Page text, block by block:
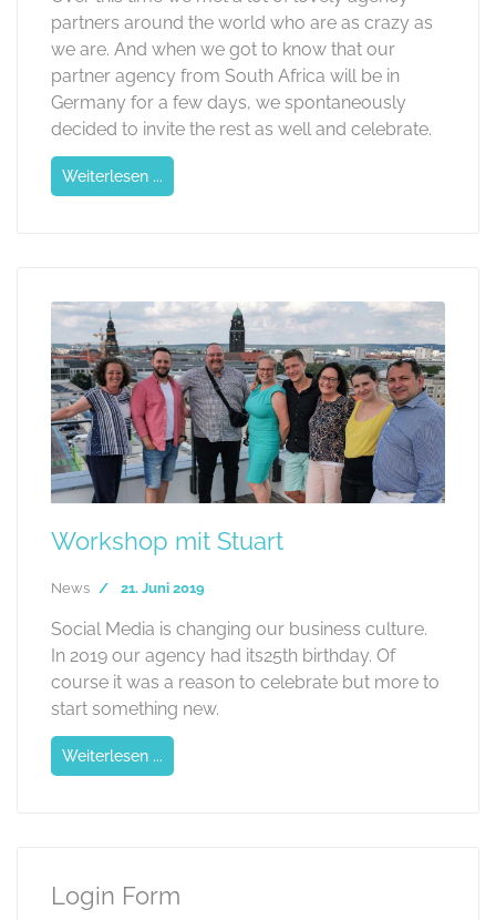
partners around the world who are as crazy as
we are. And when we got to know that our
partner agency from South Africa will be in
Germany for a few days, we spontaneously
decided to invite the rest as well and celebrate.
Weiterlesen ...
Workshop mit Stuart
News 21. Juni 2019
Social Media is changing our business culture.
In 2019 our agency had its25th birthday. Of
course it was a reason to celebrate but more to
start something new.
Weiterlesen ...
Login Form